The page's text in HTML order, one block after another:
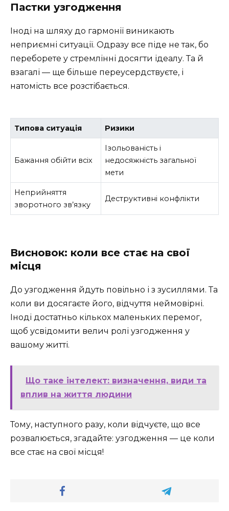
Пастки узгодження
Іноді на шляху до гармонії виникають
неприємні ситуації. Одразу все піде не так, бо
переборете у стремлінні досягти ідеалу. Та й
взагалі — ще більше переусердствуєте, і
натомість все розстібається.
Типова ситуація Ризики
Бажання обійти всіх
Ізольованість і
недосяжність загальної
мети
Неприйняття
зворотного зв’язку
Деструктивні конфлікти
Висновок: коли все стає на свої
місця
До узгодження йдуть повільно і з зусиллями. Та
коли ви досягаєте його, відчуття неймовірні.
Іноді достатньо кількох маленьких перемог,
щоб усвідомити велич ролі узгодження у
вашому житті.
Що таке інтелект: визначення, види та
вплив на життя людини
Тому, наступного разу, коли відчуєте, що все
розвалюється, згадайте: узгодження — це коли
все стає на свої місця!